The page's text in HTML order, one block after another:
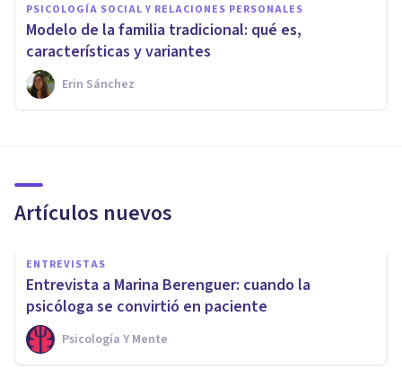
PSICOLOGÍA SOCIAL Y RELACIONES PERSONALES
Modelo de la familia tradicional: qué es,
características y variantes
Erin Sánchez
Artículos nuevos
ENTREVISTAS
Entrevista a Marina Berenguer: cuando la
psicóloga se convirtió en paciente
Psicología Y Mente